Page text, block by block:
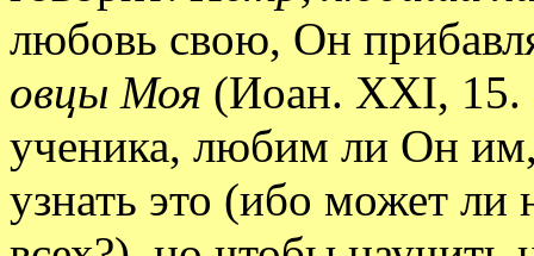
любовь свою, Он
овцы Моя (Иоан. XXI, 15.
ученика, любим ли Он
узнать это (ибо может